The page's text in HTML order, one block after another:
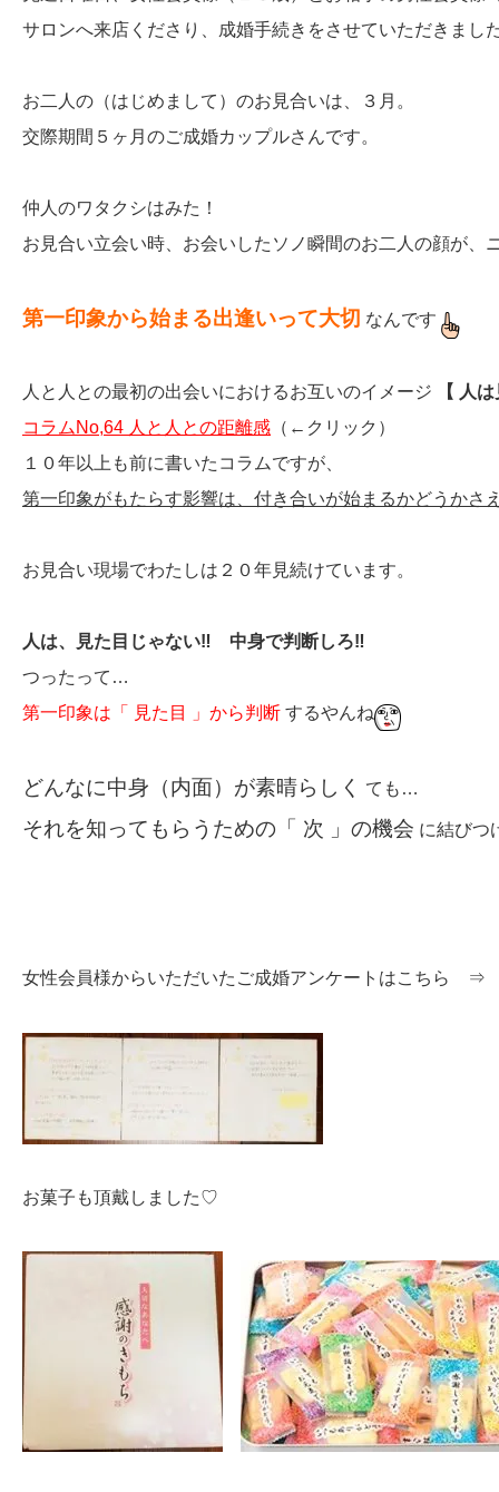
サロンへ来店くださり、成婚手続きをさせていただきまし
お二人の（はじめまして）のお見合いは、３月。
交際期間５ヶ月のご成婚カップルさんです。
仲人のワタクシはみた！
お見合い立会い時、お会いしたソノ瞬間のお二人の顔が、
第一印象から始まる出逢いって大切 なんです
人と人との最初の出会いにおけるお互いのイメージ
【 人
コラムNo,64 人と人との距離感 （←クリック）
１０年以上も前に書いたコラムですが、
第一印象がもたらす影響は、付き合いが始まるかどうかさ
お見合い現場でわたしは２０年見続けています。
人は、見た目じゃない‼ 中身で判断しろ‼
つったって…
第一印象は「 見た目 」から判断 するやんね
どんなに中身（内面）が素晴らしく ても…
それを知ってもらうための「 次 」の機会 に結びつ
女性会員様からいただいたご成婚アンケートはこちら
お菓子も頂戴しました♡